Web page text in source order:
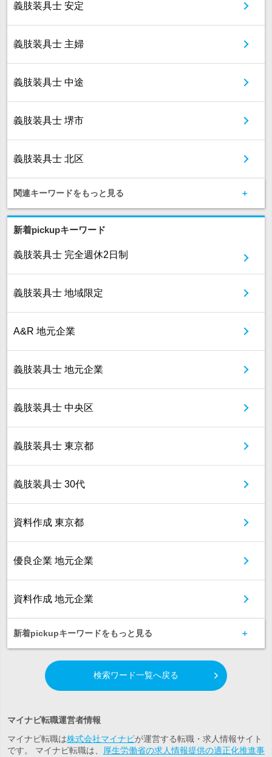
義肢装具士 安定
義肢装具士 主婦
義肢装具士 中途
義肢装具士 堺市
義肢装具士 北区
関連キーワードをもっと見る
新着pickupキーワード
義肢装具士 完全週休2日制
義肢装具士 地域限定
A&R 地元企業
義肢装具士 地元企業
義肢装具士 中央区
義肢装具士 東京都
義肢装具士 30代
資料作成 東京都
優良企業 地元企業
資料作成 地元企業
新着pickupキーワードをもっと見る
検索ワード一覧へ戻る
マイナビ転職運営者情報
マイナビ転職は株式会社マイナビが運営する転職・求人情報サイト
です。 マイナビ転職は、
厚生労働省の求人情報提供の適正化推進事